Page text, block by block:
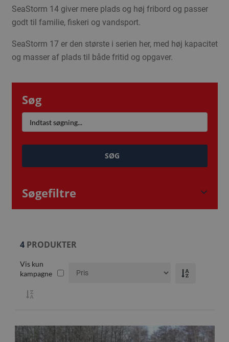
SeaStorm 14 giver mere plads og høj fribord og passer
godt til familie, fiskeri og vandsport.
SeaStorm 17 er den største i serien her, med høj kapacitet
og masser af plads til både fritid og opgaver.
Søg
SØG
Søgefiltre
4PRODUKTER
Vis kun
kampagne